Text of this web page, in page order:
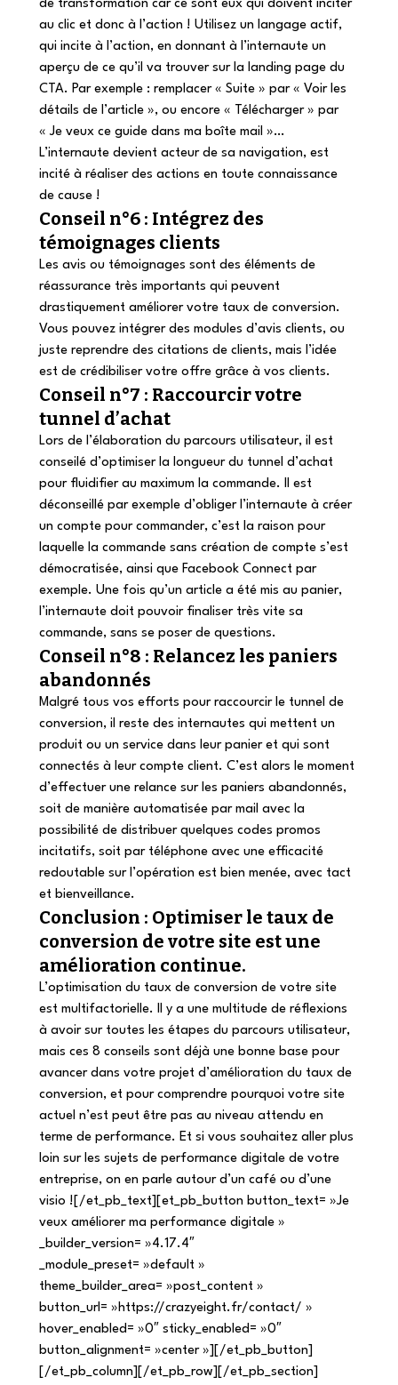
de transformation car ce sont eux qui doivent inciter
au clic et donc à l’action ! Utilisez un langage actif,
qui incite à l’action, en donnant à l’internaute un
aperçu de ce qu’il va trouver sur la landing page du
CTA. Par exemple : remplacer « Suite » par « Voir les
détails de l’article », ou encore « Télécharger » par
« Je veux ce guide dans ma boîte mail »…
L’internaute devient acteur de sa navigation, est
incité à réaliser des actions en toute connaissance
de cause !
Conseil n°6 : Intégrez des
témoignages clients
Les avis ou témoignages sont des éléments de
réassurance très importants qui peuvent
drastiquement améliorer votre taux de conversion.
Vous pouvez intégrer des modules d’avis clients, ou
juste reprendre des citations de clients, mais l’idée
est de crédibiliser votre offre grâce à vos clients.
Conseil n°7 : Raccourcir votre
tunnel d’achat
Lors de l’élaboration du parcours utilisateur, il est
conseilé d’optimiser la longueur du tunnel d’achat
pour fluidifier au maximum la commande. Il est
déconseillé par exemple d’obliger l’internaute à créer
un compte pour commander, c’est la raison pour
laquelle la commande sans création de compte s’est
démocratisée, ainsi que Facebook Connect par
exemple. Une fois qu’un article a été mis au panier,
l’internaute doit pouvoir finaliser très vite sa
commande, sans se poser de questions.
Conseil n°8 : Relancez les paniers
abandonnés
Malgré tous vos efforts pour raccourcir le tunnel de
conversion, il reste des internautes qui mettent un
produit ou un service dans leur panier et qui sont
connectés à leur compte client. C’est alors le moment
d’effectuer une relance sur les paniers abandonnés,
soit de manière automatisée par mail avec la
possibilité de distribuer quelques codes promos
incitatifs, soit par téléphone avec une efficacité
redoutable sur l’opération est bien menée, avec tact
et bienveillance.
Conclusion : Optimiser le taux de
conversion de votre site est une
amélioration continue.
L’optimisation du taux de conversion de votre site
est multifactorielle. Il y a une multitude de réflexions
à avoir sur toutes les étapes du parcours utilisateur,
mais ces 8 conseils sont déjà une bonne base pour
avancer dans votre projet d’amélioration du taux de
conversion, et pour comprendre pourquoi votre site
actuel n’est peut être pas au niveau attendu en
terme de performance. Et si vous souhaitez aller plus
loin sur les sujets de performance digitale de votre
entreprise, on en parle autour d’un café ou d’une
visio ![/et_pb_text][et_pb_button button_text= »Je
veux améliorer ma performance digitale »
_builder_version= »4.17.4″
_module_preset= »default »
theme_builder_area= »post_content »
button_url= »https://crazyeight.fr/contact/ »
hover_enabled= »0″ sticky_enabled= »0″
button_alignment= »center »][/et_pb_button]
[/et_pb_column][/et_pb_row][/et_pb_section]